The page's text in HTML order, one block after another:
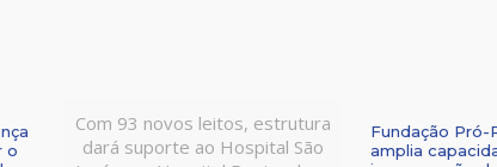
o
Com 93 novos leitos, estrutura
dará suporte ao Hospital São
Fundação Pró-
amplia